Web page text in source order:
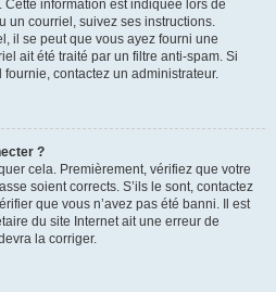
information est indiquée lors de
un courriel, suivez ses instructions.
il se peut que vous ayez fourni une
ait été traité par un filtre anti-spam. Si
contactez un administrateur.
?
cela. Premièrement, vérifiez que votre
soient corrects. S’ils le sont, contactez
que vous n’avez pas été banni. Il est
du site Internet ait une erreur de
la corriger.